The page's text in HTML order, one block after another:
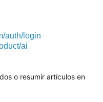
auth/login
ai
o resumir artículos en